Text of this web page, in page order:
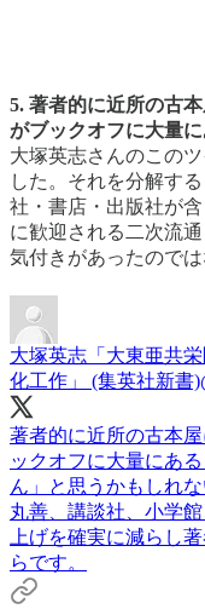
5. 著者的に近所の古
がブックオフに大量
大塚英志さんのこの
した。それを分解す
社・書店・出版社が
に歓迎される二次流
気付きがあったのでは
大塚英志「大東亜共
化工作」 (集英社新書)
著者的に近所の古本
ックオフに大量にあ
ん」と思うかもしれ
丸善、講談社、小学
上げを確実に減らし
らです。